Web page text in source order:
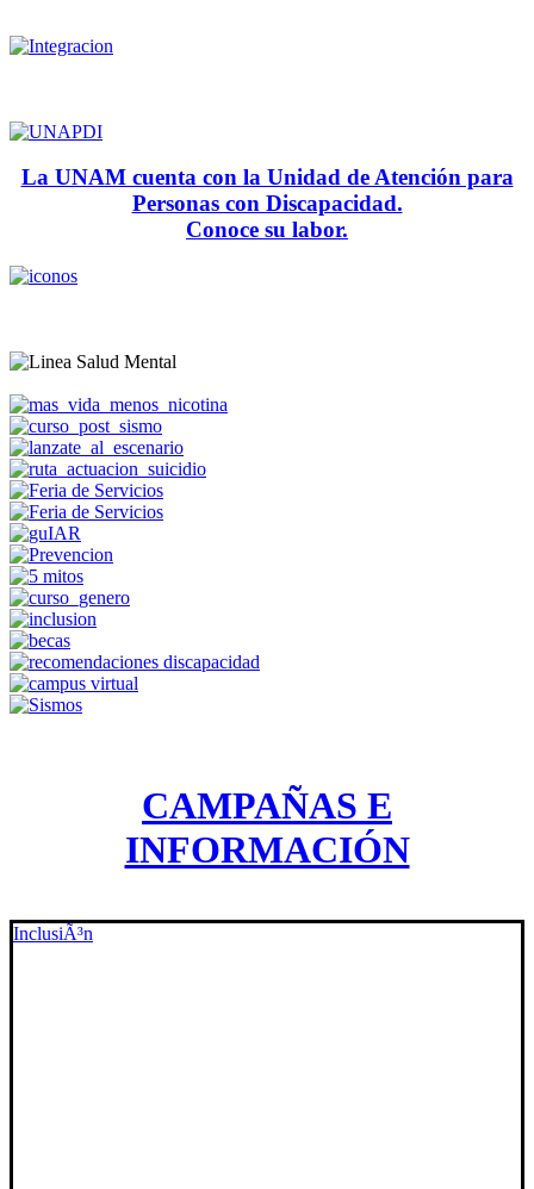
La UNAM cuenta con la Unidad de Atención para
Personas con Discapacidad.
Conoce su labor.
CAMPAÑAS E
INFORMACIÓN
InclusiÃ³n